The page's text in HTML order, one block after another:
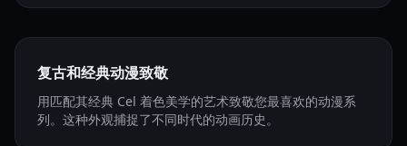
复古和经典动漫致敬
用匹配其经典 Cel 着色美学的艺术致敬您最喜欢的动漫系
列。这种外观捕捉了不同时代的动画历史。